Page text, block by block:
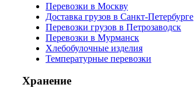
Перевозки в Москву
Доставка грузов в Санкт-Петербурге
Перевозки грузов в Петрозаводск
Перевозки в Мурманск
Хлебобулочные изделия
Температурные перевозки
Хранение